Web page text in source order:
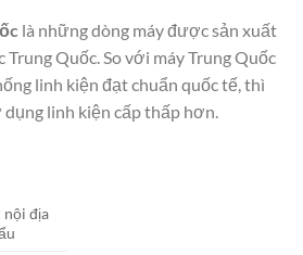
là những dòng máy được sản xuất
Quốc. So với máy Trung Quốc
linh kiện đạt chuẩn quốc tế, thì
linh kiện cấp thấp hơn.
nội địa